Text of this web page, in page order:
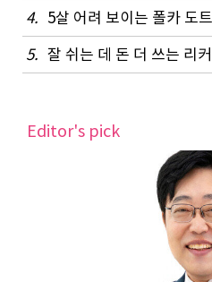
4. 5살 어려 보이는 폴카 도
5. 잘 쉬는 데 돈 더 쓰는 리
Editor's pick